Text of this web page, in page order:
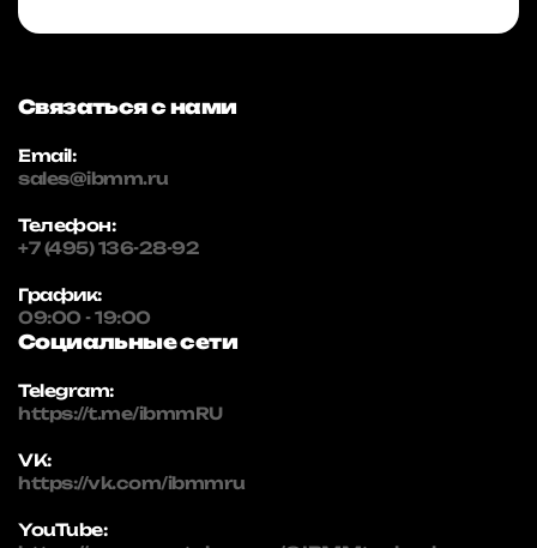
Связаться с нами
Email:
sales@ibmm.ru
Телефон:
+7 (495) 136-28-92
График:
09:00 - 19:00
Социальные сети
Telegram:
https://t.me/ibmmRU
VK:
https://vk.com/ibmmru
YouTube: